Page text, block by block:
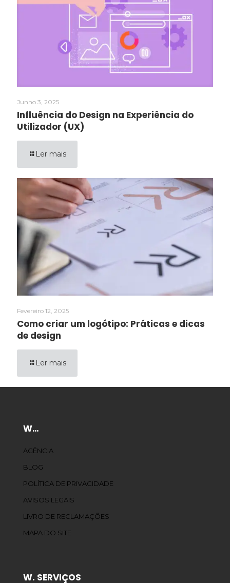
Junho 3, 2025
Influência do Design na Experiência do
Utilizador (UX)
Ler mais
Fevereiro 12, 2025
Como criar um logótipo: Práticas e dicas
de design
Ler mais
W…
AGÊNCIA
BLOG
POLÍTICA DE PRIVACIDADE
AVISOS LEGAIS
LIVRO DE RECLAMAÇÕES
MAPA DO SITE
W. SERVIÇOS